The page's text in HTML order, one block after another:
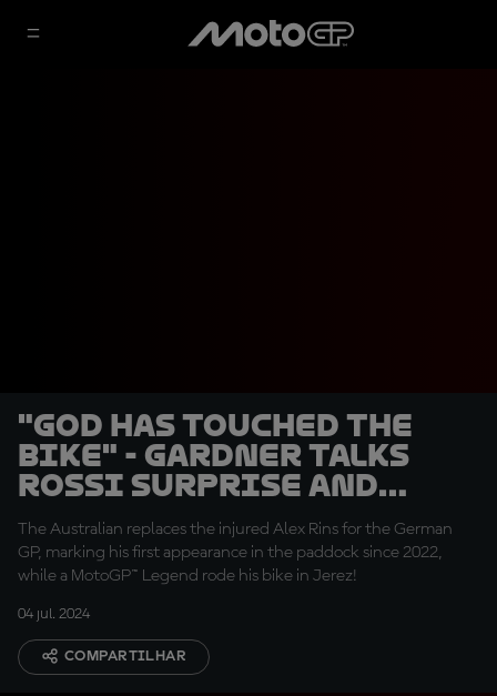
"God has touched the
bike" - Gardner talks
Rossi surprise and
MotoGP™ return
The Australian replaces the injured Alex Rins for the German
GP, marking his first appearance in the paddock since 2022,
while a MotoGP™ Legend rode his bike in Jerez!
04 jul. 2024
COMPARTILHAR